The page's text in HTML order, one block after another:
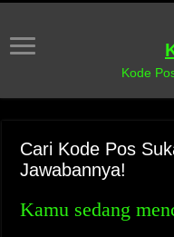
Kode
Cari Kode Pos
Jawabannya!
Kamu sedang